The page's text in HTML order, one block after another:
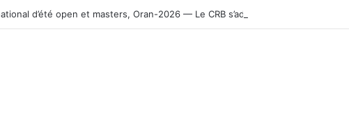
d’été open et masters, Oran-2026 — Le CRB s’adjuge le titre